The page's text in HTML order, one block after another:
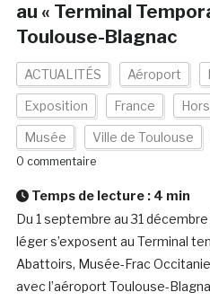
au « Terminal
Toulouse-Blagnac
ACTUALITÉS Aéroport
Exposition France
Musée Ville de Toulouse
0 commentaire
Temps de lecture : 4 min
Du 1 septembre au 31
léger s’exposent au Terminal
Abattoirs, Musée-Frac
avec l’aéroport Toulouse-